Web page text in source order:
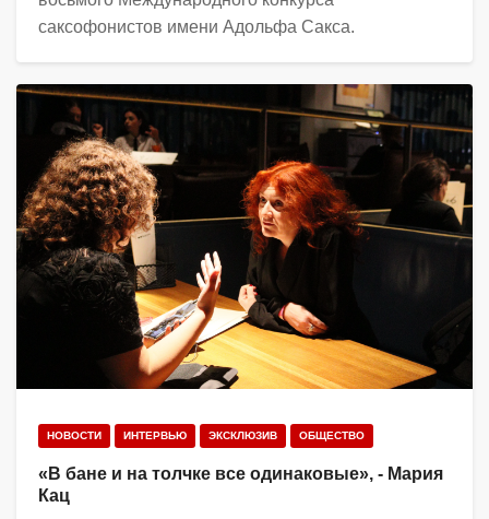
саксофонистов имени Адольфа Сакса.
НОВОСТИ ИНТЕРВЬЮ ЭКСКЛЮЗИВ ОБЩЕСТВО
«В бане и на толчке все одинаковые», - Мария
Кац